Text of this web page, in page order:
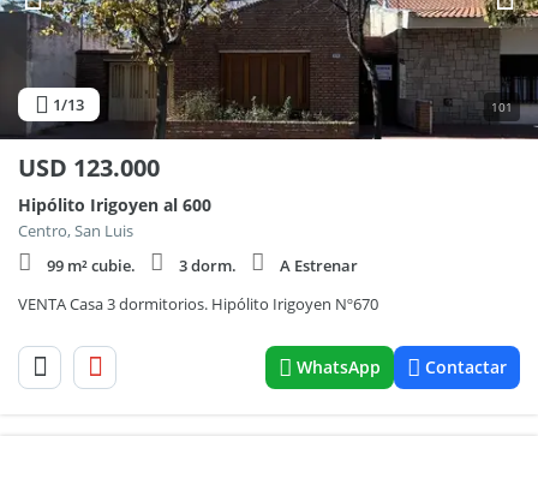
1/13 101
USD 123.000
Hipólito Irigoyen al 600
Centro, San Luis
99 m² cubie.
3 dorm.
A Estrenar
VENTA Casa 3 dormitorios. Hipólito Irigoyen Nº670
WhatsApp Contactar